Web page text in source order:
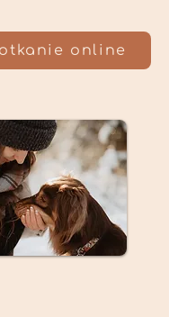
online